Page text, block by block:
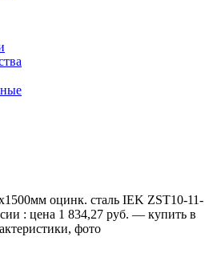
оцинк. сталь IEK ZST10-11-
: цена 1 834,27 руб. — купить в
фото